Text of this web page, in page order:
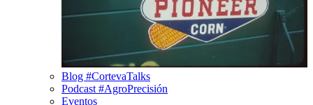
Blog #CortevaTalks
Podcast #AgroPrecisión
Eventos